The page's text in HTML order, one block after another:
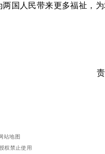
国人民带来更多福祉，
站地图
权禁止使用